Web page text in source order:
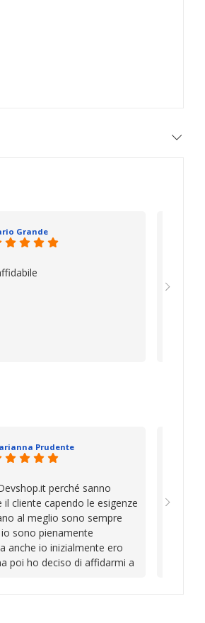
Grande
vera
Prudente
perché sanno
il cliente capendo le esigenze
al meglio sono sempre
sono pienamente
anche io inizialmente ero
poi ho deciso di affidarmi a
cambio